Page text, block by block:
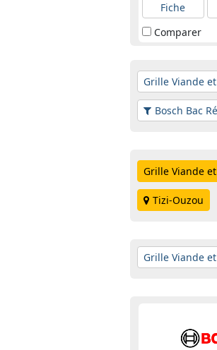
Fiche
Comparer
Grille Viande
Bosch Bac
Grille Viande
Tizi-Ouzou
Grille Viande